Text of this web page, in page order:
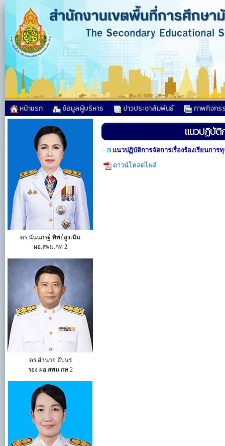
หน้าแรก ข้อมูลผู้บริหาร ข่าวประชาสัมพันธ์ ภาพกิจกร
ดร.นันนกรฐ์ ทิพย์สูงเนิน
ผอ.สพม.กท 2
ดร.อำนาจ อัปษร
รอง ผอ.สพม.กท 2
แนวปฏิบัติ
แนวปฏิบัติการจัดการเรื่องร้องเรียนกา
ดาวน์โหลดไฟล์